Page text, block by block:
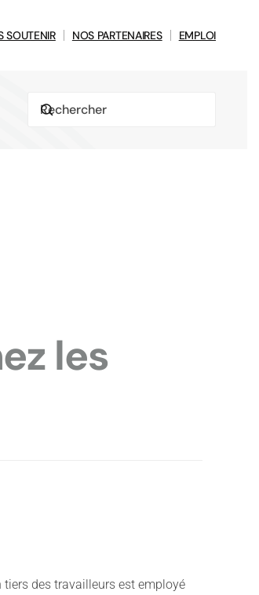
SOUTENIR NOS PARTENAIRES EMPLOI
les
tiers des travailleurs est employé